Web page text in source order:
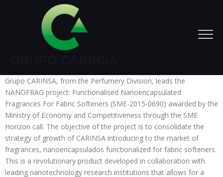
Grupo CARINSA, from the Perfumery Division, leads the
NANOFRAG project: Functionalised Nanoencapsulated
Fragrances For Fabric Softeners (SME-2015-0690) awarded by the
Ministry of Economy and Competitiveness through the SME
Horizon call. The objective of the project is to consolidate the
strategy of growth of CARINSA introducing to the market of
fragrances, nanoencapsulados functionalized for fabric softeners.
This is a revolutionary product developed in collaboration with
leading nanotechnology research institutions that allows for a